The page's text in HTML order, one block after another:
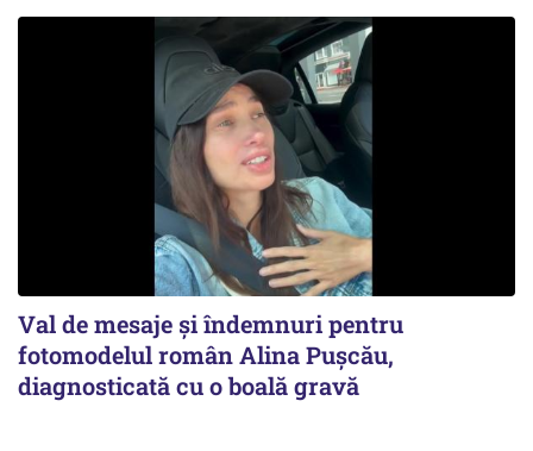
Val de mesaje și îndemnuri pentru
fotomodelul român Alina Pușcău,
diagnosticată cu o boală gravă